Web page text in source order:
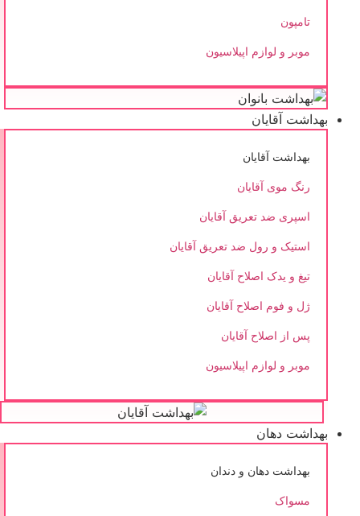
تامپون
موبر و لوازم اپیلاسیون
بهداشت آقایان
بهداشت آقایان
رنگ موی آقایان
اسپری ضد تعریق آقایان
استیک و رول ضد تعریق آقایان
تیغ و یدک اصلاح آقایان
ژل و فوم اصلاح آقایان
پس از اصلاح آقایان
موبر و لوازم اپیلاسیون
بهداشت دهان
بهداشت دهان و دندان
مسواک